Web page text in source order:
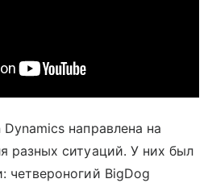
направлена на
разных ситуаций. У них был
четвероногий BigDog